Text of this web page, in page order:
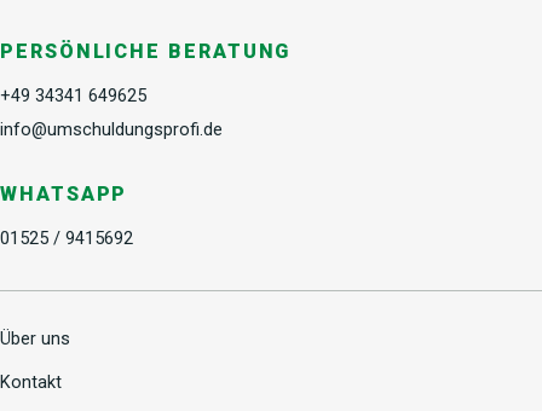
PERSÖNLICHE BERATUNG
+49 34341 649625
info@umschuldungsprofi.de
WHATSAPP
01525 / 9415692
Über uns
Kontakt